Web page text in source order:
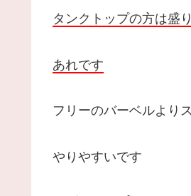
タンクトップの方は盛
あれです
フリーのバーベルより
やりやすいです